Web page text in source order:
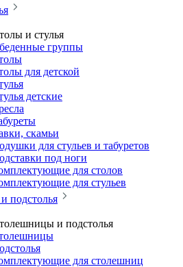
и стулья
группы
для детской
детские
скамьи
для стульев и табуретов
под ноги
для столов
для стульев
подстолья
и подстолья
для столешниц